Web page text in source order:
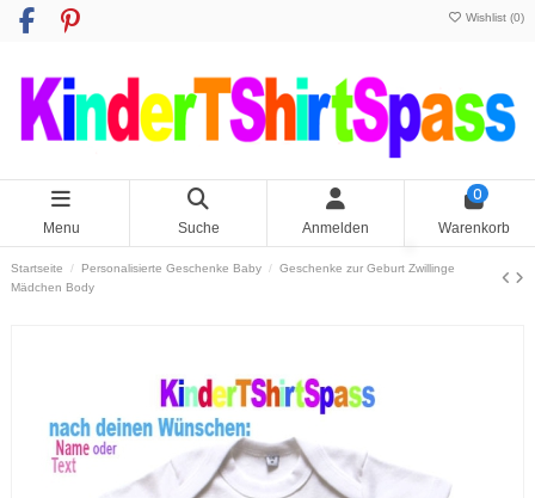
Wishlist (0)
Menu Suche Anmelden
0
Warenkorb
Startseite Personalisierte Geschenke Baby
Geschenke zur Geburt Zwillinge
Mädchen Body